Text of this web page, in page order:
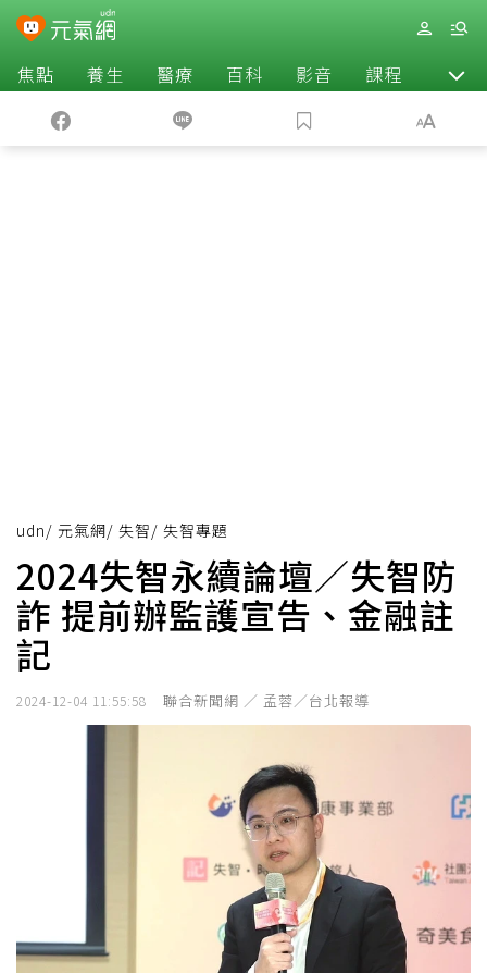
焦點 養生 醫療 百科 影音 課程 退休
udn/ 元氣網/ 失智/ 失智專題
2024失智永續論壇／失智防
詐 提前辦監護宣告、金融註
記
2024-12-04 11:55:58 聯合新聞網 ／ 孟蓉／台北報導